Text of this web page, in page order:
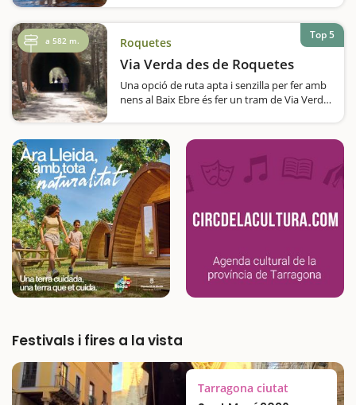
únic, podreu gaudir d'activitats…
a 582 m. Roquetes
Via Verda des de Roquetes
Una opció de ruta apta i senzilla per fer amb
nens al Baix Ebre és fer un tram de Via Verda.
és just on té el seu origen,…
Top 5
Festivals i fires a la vista
Tarragona ciutat